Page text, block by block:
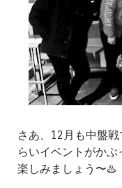
さあ、12月も中盤
らいイベントがか
楽しみましょう〜♨️